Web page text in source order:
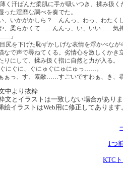
く汗ばんだ柔肌に手が吸いつき、揉み扱く
った淫靡な調べを奏でた。
い、いかがかしら？ んんっ、わっ、わた
や、柔らかくて……んんっ、い、いい……気
」
尻を下げた恥ずかしげな表情を浮かべなが
なで声で尋ねてくる。劣情心を激しくかき
りにして、揉み扱く指に自然と力が入る。
にぐに、ぐにゅぐにゅにゅっ……。
ぁぁっ、す、素敵……すごいですわぁ、き
中より抜粋
文とイラストは一致しない場合があり
絵イラストはWeb用に修正してあります
1つ
KTC